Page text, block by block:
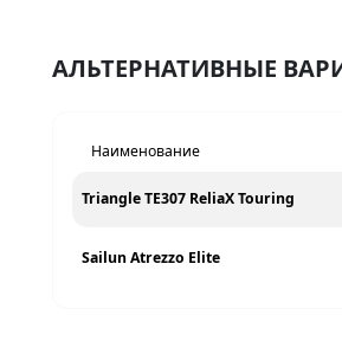
АЛЬТЕРНАТИВНЫЕ
Наименование
Triangle TE307 ReliaX Touring
Sailun Atrezzo Elite